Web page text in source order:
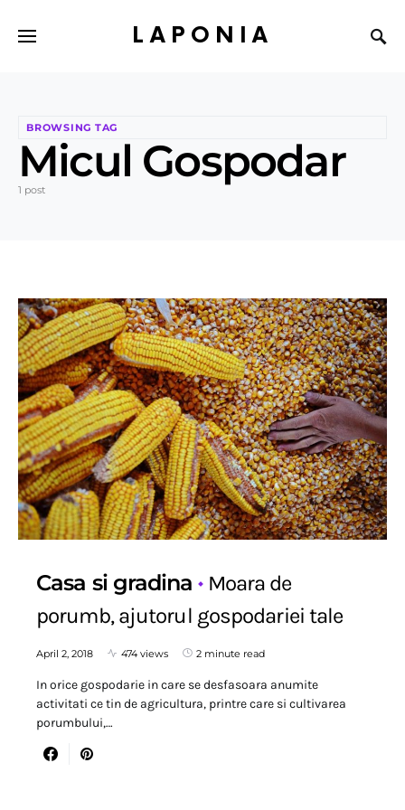
LAPONIA
BROWSING TAG
Micul Gospodar
1 post
Casa si gradina
Moara de
porumb, ajutorul gospodariei tale
April 2, 2018 474 views 2 minute read
In orice gospodarie in care se desfasoara anumite
activitati ce tin de agricultura, printre care si cultivarea
porumbului,…